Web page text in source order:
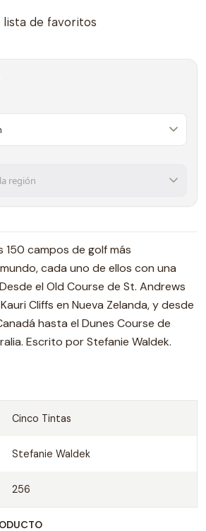
lista de favoritos
150 campos de golf más
cada uno de ellos con una
el Old Course de St. Andrews
Cliffs en Nueva Zelanda, y desde
hasta el Dunes Course de
Escrito por Stefanie Waldek.
Cinco Tintas
Stefanie Waldek
256